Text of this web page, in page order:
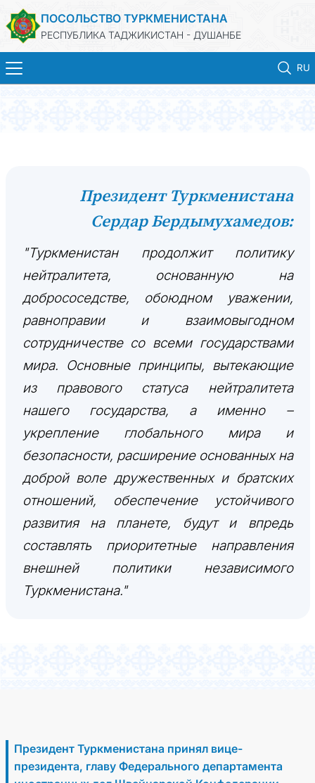
ПОСОЛЬСТВО ТУРКМЕНИСТАНА
РЕСПУБЛИКА ТАДЖИКИСТАН - ДУШАНБЕ
RU
КОНСУЛЬСКИЕ УСЛУГИ
МИД
КОНТАКТНЫЕ ДАННЫЕ
Президент Туркменистана
Сердар Бердымухамедов:
"Туркменистан продолжит политику
нейтралитета, основанную на
добрососедстве, обоюдном уважении,
равноправии и взаимовыгодном
сотрудничестве со всеми государствами
мира. Основные принципы, вытекающие
из правового статуса нейтралитета
нашего государства, а именно –
укрепление глобального мира и
безопасности, расширение основанных на
доброй воле дружественных и братских
отношений, обеспечение устойчивого
развития на планете, будут и впредь
составлять приоритетные направления
внешней политики независимого
Туркменистана."
Президент Туркменистана принял вице-
президента, главу Федерального департамента